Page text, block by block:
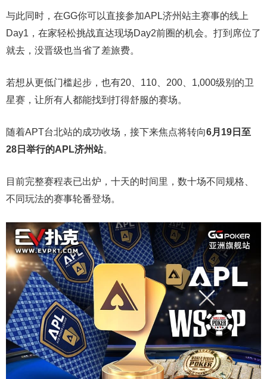
与此同时，在GG你可以直接参加APL济州站主赛事的线上
Day1，在家轻松挑战直达现场Day2前圈的机会。打到席位了
就去，没晋级也当省了差旅费。
若想从更低门槛起步，也有20、110、200、1,000级别的卫
星赛，让所有人都能找到打得舒服的赛场。
随着APT台北站的成功收场，接下来焦点将转向6月 19 日至
28 日举行的APL济州站。
目前完整赛程表已出炉，十天的时间里，数十场不同规格、
不同玩法的赛事轮番登场。